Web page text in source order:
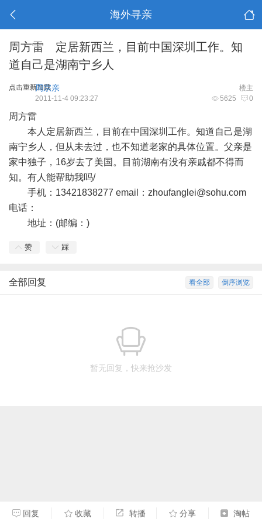
海外寻亲
周方雷 定居新西兰，目前中国深圳工作。知
道自己是湖南宁乡人
点击重新加载 楼主
周宗亲
5625 0
2011-11-4 09:23:27
周方雷
本人定居新西兰，目前在中国深圳工作。知道自己是湖
南宁乡人，但从未去过，也不知道老家的具体位置。父亲是
家中独子，16岁去了美国。目前湖南有没有亲戚都不得而
知。有人能帮助我吗/
手机：13421838277 email： zhoufanglei@sohu.com
电话：
地址：(邮编：)
赞 踩
倒序浏览
看全部
全部回复
暂无回复，快来抢沙发
回复 收藏 转播 分享 淘帖